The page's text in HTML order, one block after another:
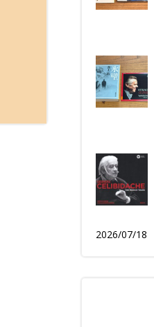
2026/07/18